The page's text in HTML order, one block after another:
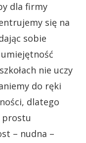
dla firmy
się na
sobie
nie uczy
do ręki
dlatego
prostu
– nudna –